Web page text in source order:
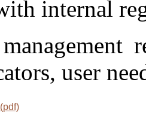
internal
management
user